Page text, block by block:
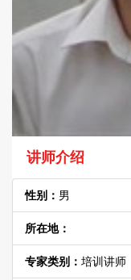
讲师介绍
性别： 男
所在地：
专家类别： 培训讲师